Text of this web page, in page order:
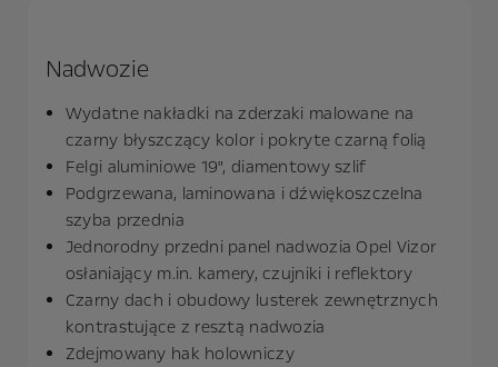
Nadwozie
Wydatne nakładki na zderzaki malowane na
czarny błyszczący kolor i pokryte czarną folią
Felgi aluminiowe 19", diamentowy szlif
Podgrzewana, laminowana i dźwiękoszczelna
szyba przednia
Jednorodny przedni panel nadwozia Opel Vizor
osłaniający m.in. kamery, czujniki i reflektory
Czarny dach i obudowy lusterek zewnętrznych
kontrastujące z resztą nadwozia
Zdejmowany hak holowniczy